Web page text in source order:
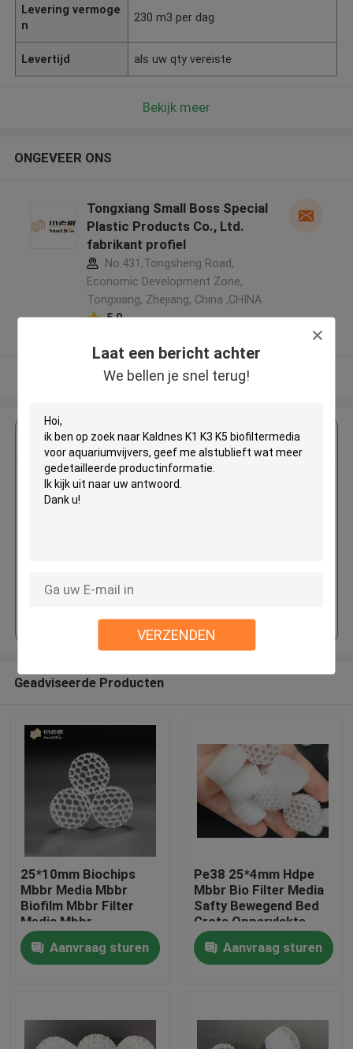
Laat een bericht achter
We bellen je snel terug!
VERZENDEN
Huis
Ongeveer ons
Levering vermoge
n
230 m3 per dag
Levertijd als uw qty vereiste
Bekijk meer
ONGEVEER ONS
Tongxiang Small Boss Special
Plastic Products Co., Ltd.
fabrikant profiel
No.431,Tongsheng Road,
Economic Development Zone,
Tongxiang, Zhejiang, China ,CHINA
5.0
Bekijk meer
Krijg de beste prijs voor
Kaldnes K1 K3 K5 biofiltermedia
Geadviseerde Producten
25*10mm Biochips
Mbbr Media Mbbr
Biofilm Mbbr Filter
Media Mbbr
Technologie
Aanvraag sturen
Pe38 25*4mm Hdpe
Mbbr Bio Filter Media
Safty Bewegend Bed
Grote Oppervlakte
Aanvraag sturen